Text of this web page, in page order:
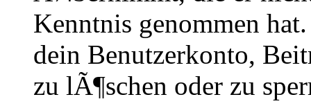
Kenntnis genommen
dein Benutzerkonto,
zu lÃ¶schen oder zu